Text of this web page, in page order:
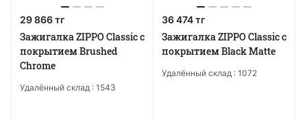
29 866 тг
Зажигалка ZIPPO Classic с
покрытием Brushed
Chrome
Удалённый склад : 1543
36 474 тг
Зажигалка ZIPPO Classic с
покрытием Black Matte
Удалённый склад : 1072